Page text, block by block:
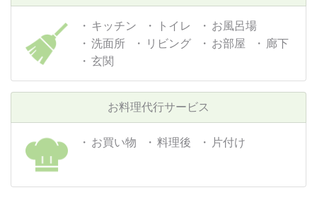
キッチン トイレ
お風呂場
洗面所
リビング お部屋
廊下
玄関
お料理代行サービス
お買い物 料理後 片付け